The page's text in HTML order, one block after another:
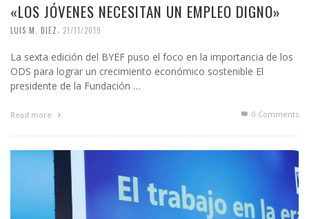
«LOS JÓVENES NECESITAN UN EMPLEO DIGNO»
LUIS M. DIEZ, 21/11/2019
La sexta edición del BYEF puso el foco en la importancia de los
ODS para lograr un crecimiento económico sostenible El
presidente de la Fundación …
Read more 0 Comments